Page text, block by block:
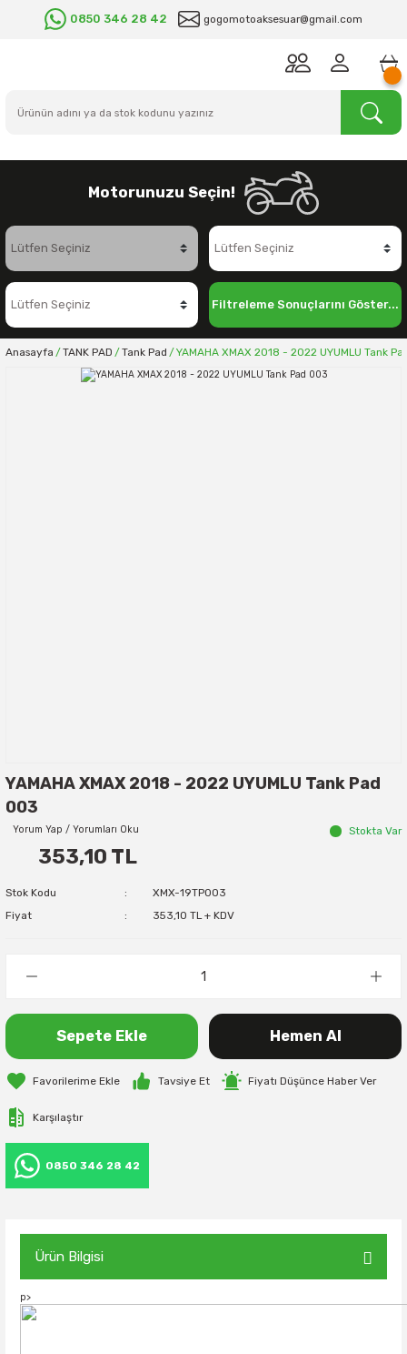
0850 346 28 42 gogomotoaksesuar@gmail.com
Motorunuzu Seçin!
Filtreleme Sonuçlarını Göster...
Anasayfa TANK PAD Tank Pad YAMAHA XMAX 2018 - 2022 UYUMLU Tank
YAMAHA XMAX 2018 - 2022 UYUMLU Tank Pad
003
Yorum Yap / Yorumları Oku Stokta Var
353,10 TL
Stok Kodu
XMX-19TP003
Fiyat
353,10 TL + KDV
Sepete Ekle Hemen Al
Tavsiye Et Fiyatı Düşünce Haber Ver
Karşılaştır
0850 346 28 42
Ürün Bilgisi
p>